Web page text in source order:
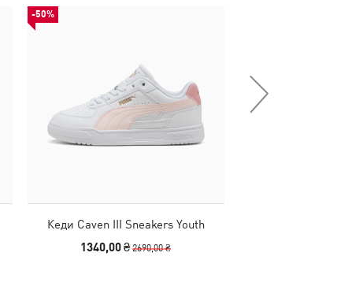
-50%
Кеди Caven III Sneakers Youth
1340,00 ₴2690,00 ₴